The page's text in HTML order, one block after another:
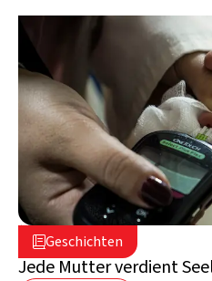
Geschichten
5. August 2026
Libanon
Jede Mutter verdient